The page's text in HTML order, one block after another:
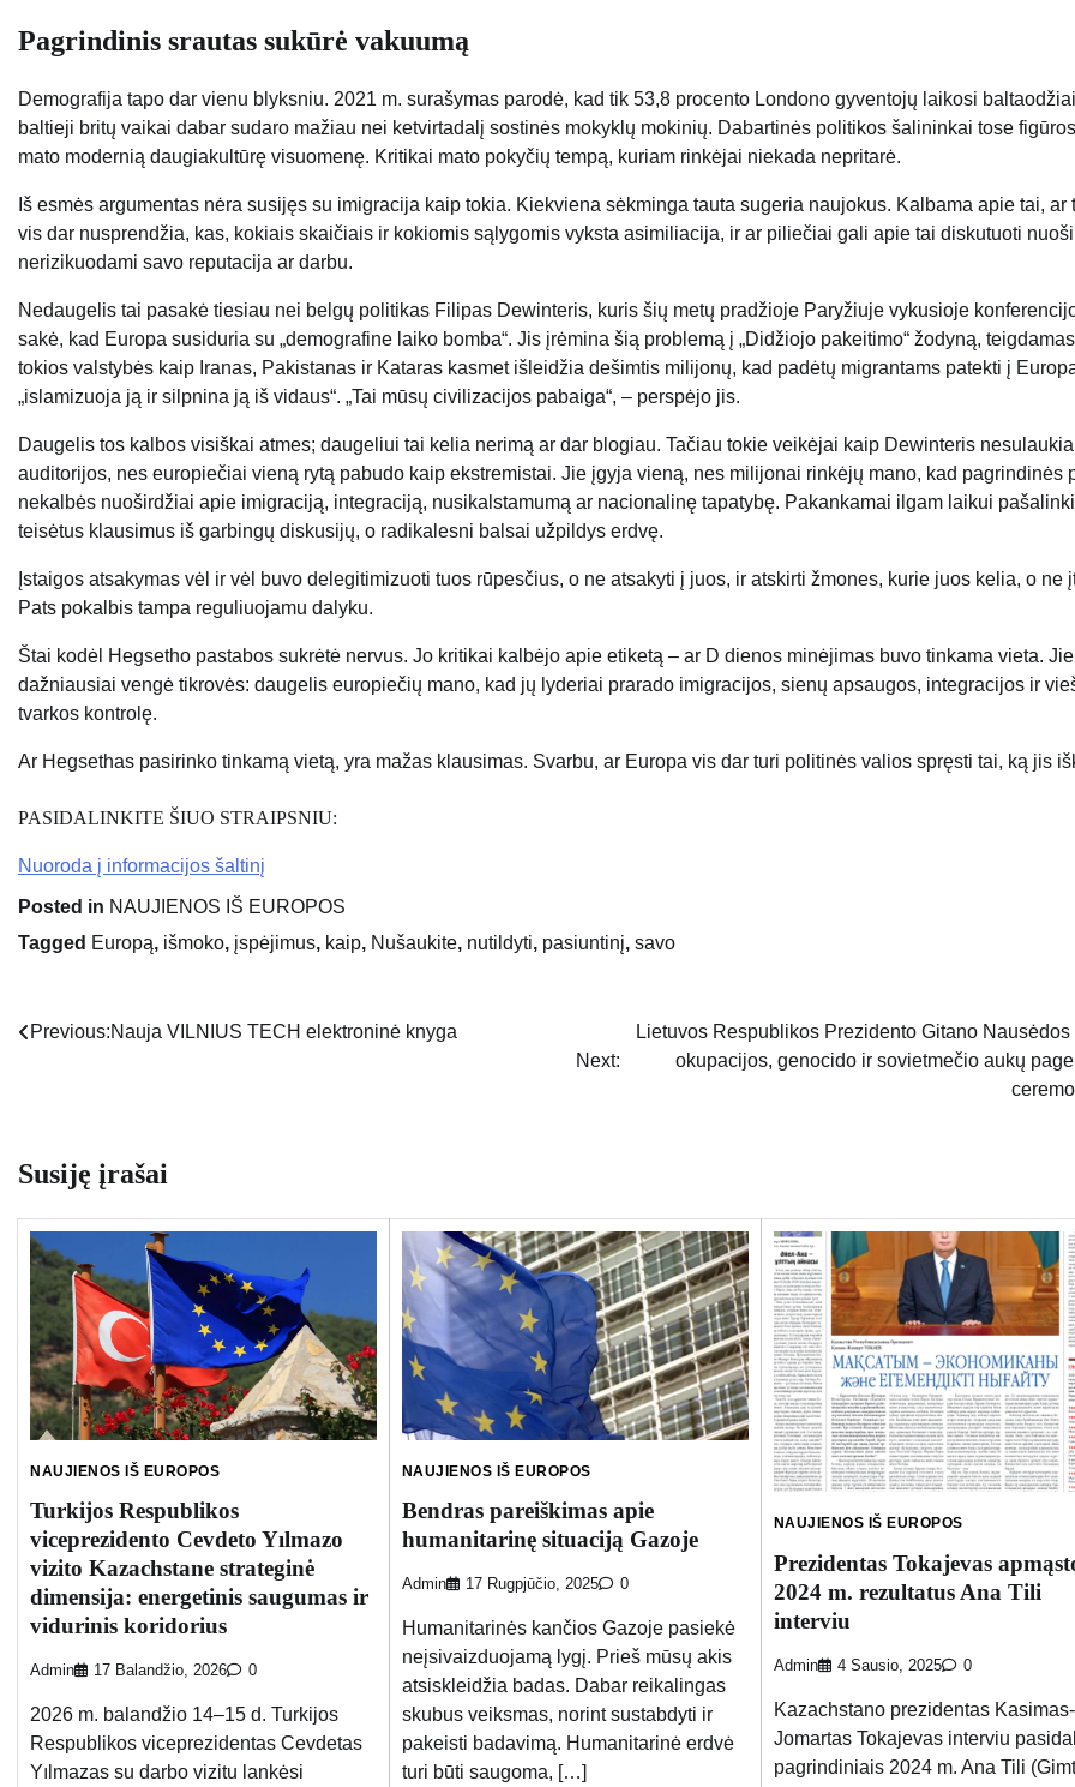
Pagrindinis srautas sukūrė vakuumą
Demografija tapo dar vienu blyksniu. 2021 m. surašymas parodė, kad tik 53,8 procento Londono gyventojų laikosi
baltieji britų vaikai dabar sudaro mažiau nei ketvirtadalį sostinės mokyklų mokinių. Dabartinės politikos šalininkai tose
mato modernią daugiakultūrę visuomenę. Kritikai mato pokyčių tempą, kuriam rinkėjai niekada nepritarė.
Iš esmės argumentas nėra susijęs su imigracija kaip tokia. Kiekviena sėkminga tauta sugeria naujokus. Kalbama apie tai, ar
vis dar nusprendžia, kas, kokiais skaičiais ir kokiomis sąlygomis vyksta asimiliacija, ir ar piliečiai gali apie tai diskutuoti
nerizikuodami savo reputacija ar darbu.
Nedaugelis tai pasakė tiesiau nei belgų politikas Filipas Dewinteris, kuris šių metų pradžioje Paryžiuje vykusioje
sakė, kad Europa susiduria su „demografine laiko bomba“. Jis įrėmina šią problemą į „Didžiojo pakeitimo“ žodyną,
tokios valstybės kaip Iranas, Pakistanas ir Kataras kasmet išleidžia dešimtis milijonų, kad padėtų migrantams patekti į
„islamizuoja ją ir silpnina ją iš vidaus“. „Tai mūsų civilizacijos pabaiga“, – perspėjo jis.
Daugelis tos kalbos visiškai atmes; daugeliui tai kelia nerimą ar dar blogiau. Tačiau tokie veikėjai kaip Dewinteris nesulaukia
auditorijos, nes europiečiai vieną rytą pabudo kaip ekstremistai. Jie įgyja vieną, nes milijonai rinkėjų mano, kad pagrindinės
nekalbės nuoširdžiai apie imigraciją, integraciją, nusikalstamumą ar nacionalinę tapatybę. Pakankamai ilgam laikui
teisėtus klausimus iš garbingų diskusijų, o radikalesni balsai užpildys erdvę.
Įstaigos atsakymas vėl ir vėl buvo delegitimizuoti tuos rūpesčius, o ne atsakyti į juos, ir atskirti žmones, kurie juos kelia, o ne
Pats pokalbis tampa reguliuojamu dalyku.
Štai kodėl Hegsetho pastabos sukrėtė nervus. Jo kritikai kalbėjo apie etiketą – ar D dienos minėjimas buvo tinkama vieta. Jie
dažniausiai vengė tikrovės: daugelis europiečių mano, kad jų lyderiai prarado imigracijos, sienų apsaugos, integracijos ir
tvarkos kontrolę.
Ar Hegsethas pasirinko tinkamą vietą, yra mažas klausimas. Svarbu, ar Europa vis dar turi politinės valios spręsti tai, ką jis
PASIDALINKITE ŠIUO STRAIPSNIU:
Nuoroda į informacijos šaltinį
Posted in NAUJIENOS IŠ EUROPOS
Tagged Europą, išmoko, įspėjimus, kaip, Nušaukite, nutildyti, pasiuntinį, savo
Navigacija
Previous:Nauja VILNIUS TECH elektroninė knyga
Next:
Lietuvos Respublikos Prezidento Gitano Nausėdos
okupacijos, genocido ir sovietmečio aukų
Susiję įrašai
NAUJIENOS IŠ EUROPOS
Turkijos Respublikos
viceprezidento Cevdeto Yılmazo
vizito Kazachstane strateginė
dimensija: energetinis saugumas ir
vidurinis koridorius
Admin 17 Balandžio, 2026 0
2026 m. balandžio 14–15 d. Turkijos
Respublikos viceprezidentas Cevdetas
Yılmazas su darbo vizitu lankėsi
NAUJIENOS IŠ EUROPOS
Bendras pareiškimas apie
humanitarinę situaciją Gazoje
Admin 17 Rugpjūčio, 2025 0
Humanitarinės kančios Gazoje pasiekė
neįsivaizduojamą lygį. Prieš mūsų akis
atsiskleidžia badas. Dabar reikalingas
skubus veiksmas, norint sustabdyti ir
pakeisti badavimą. Humanitarinė erdvė
turi būti saugoma, […]
NAUJIENOS IŠ EUROPOS
Prezidentas Tokajevas
2024 m. rezultatus Ana Tili
interviu
Admin 4 Sausio, 2025 0
Kazachstano prezidentas Kasimas-
Jomartas Tokajevas interviu
pagrindiniais 2024 m. Ana Tili